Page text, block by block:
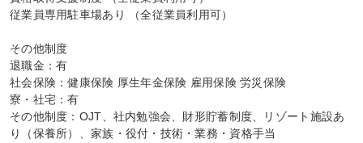
従業員専用駐車場あり （全従業員利用可）
その他制度
退職金：有
社会保険：健康保険 厚生年金保険 雇用保険 労災保険
寮・社宅：有
その他制度：OJT、社内勉強会、財形貯蓄制度、リゾート施設あ
り（保養所）、家族・役付・技術・業務・資格手当